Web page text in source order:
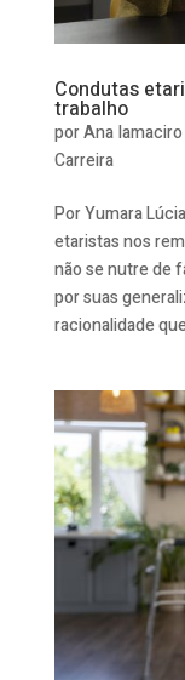
Condutas
trabalho
porAna Iamaciro
Carreira
Por Yumara
etaristas nos
não se nutre de
por suas
racionalidade